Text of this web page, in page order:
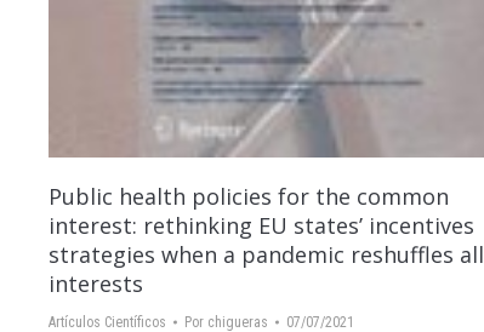
Public health policies for the common
interest: rethinking EU states’ incentives
strategies when a pandemic reshuffles all
interests
Artículos Científicos Por chigueras 07/07/2021